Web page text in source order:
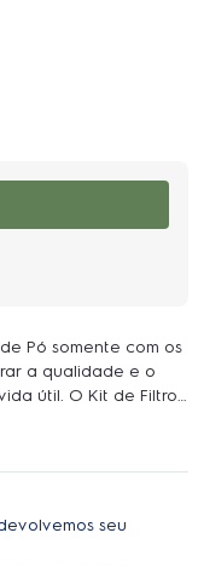
Pó somente com os
a qualidade e o
de Filtros
eficiente e um ar
nível de filtragem.
seu